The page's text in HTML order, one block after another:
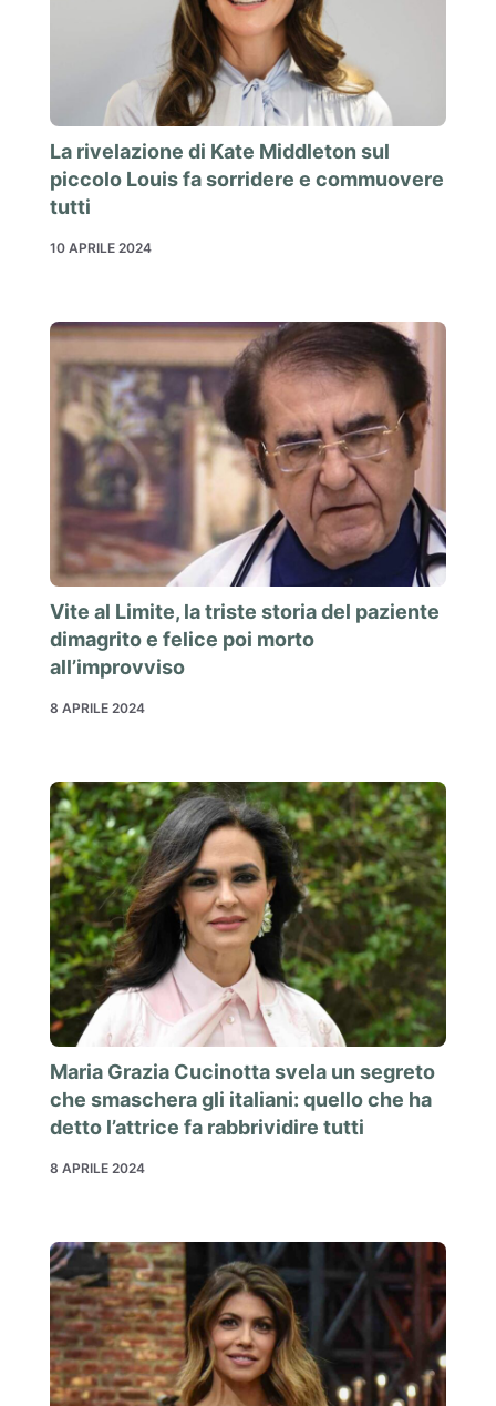
La rivelazione di Kate Middleton sul
piccolo Louis fa sorridere e commuovere
tutti
10 APRILE 2024
Vite al Limite, la triste storia del paziente
dimagrito e felice poi morto
all’improvviso
8 APRILE 2024
Maria Grazia Cucinotta svela un segreto
che smaschera gli italiani: quello che ha
detto l’attrice fa rabbrividire tutti
8 APRILE 2024